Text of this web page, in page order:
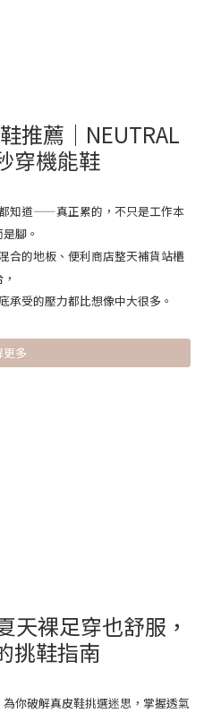
推薦｜NEUTRAL
穿機能鞋
知道——真正累的，不只是工作本
腳。
合的地板、便利商店整天補貨站櫃
承受的壓力都比想像中大很多。
更多
天裸足穿也舒服，
挑鞋指南
你破解真皮鞋挑選迷思，掌握透氣